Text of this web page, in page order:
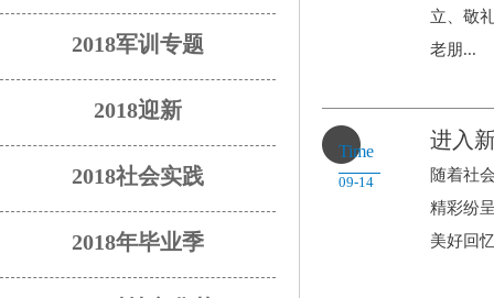
2018军训专题
2018迎新
2018社会实践
2018年毕业季
立、敬
老朋...
Time
09-14
进入
随着社
精彩纷
美好回